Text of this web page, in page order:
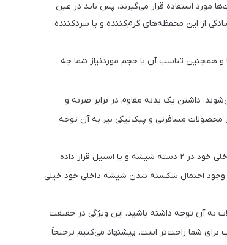
مورد استفاده قرار می‌گیرند، پس باید در عین
از این محفظه‌های گرم‌کننده و یا سردکننده
همچنین تناسب آن با حجم موردنیاز شما چه
داشتن یک بدنه مقاوم در برابر ضربه و
محصولات مسافرتی و پیک‌نیکی نیز به آن توجه
: از دیگر مواردی که حتماً باید به هنگام خرید فلاسک به آن توجه نمود، جنس داخلی آن است. همه فلاسک های دنیا به‌طورکلی از نظر جنس داخلی خود در ۲ دسته شیشه و یا استیل قرار داده
وجود احتمال شکسته شدن شیشه داخلی خود خیلی
به آن توجه داشته باشید. این ویژگی در حقیقت
شما راحت‌تر است. پیشنهاد می‌کنیم ترجیحاً